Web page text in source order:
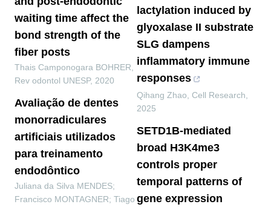
waiting time affect the
bond strength of the
fiber posts
Thais Camponogara BOHRER
Rev odontol UNESP, 2020
Avaliação de dentes
monorradiculares
artificiais utilizados
para treinamento
endodôntico
Juliana da Silva MENDES;
Francisco MONTAGNER; Tiago
lactylation induced by
glyoxalase II substrate
SLG dampens
inflammatory immune
responses
Qihang Zhao Cell Research
2025
SETD1B-mediated
broad H3K4me3
controls proper
temporal patterns of
gene expression